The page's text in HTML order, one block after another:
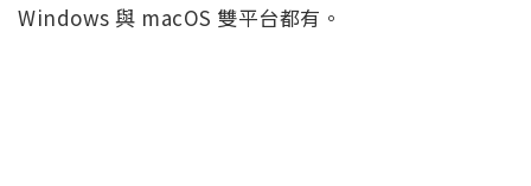
Windows 與 macOS 雙平台都有。